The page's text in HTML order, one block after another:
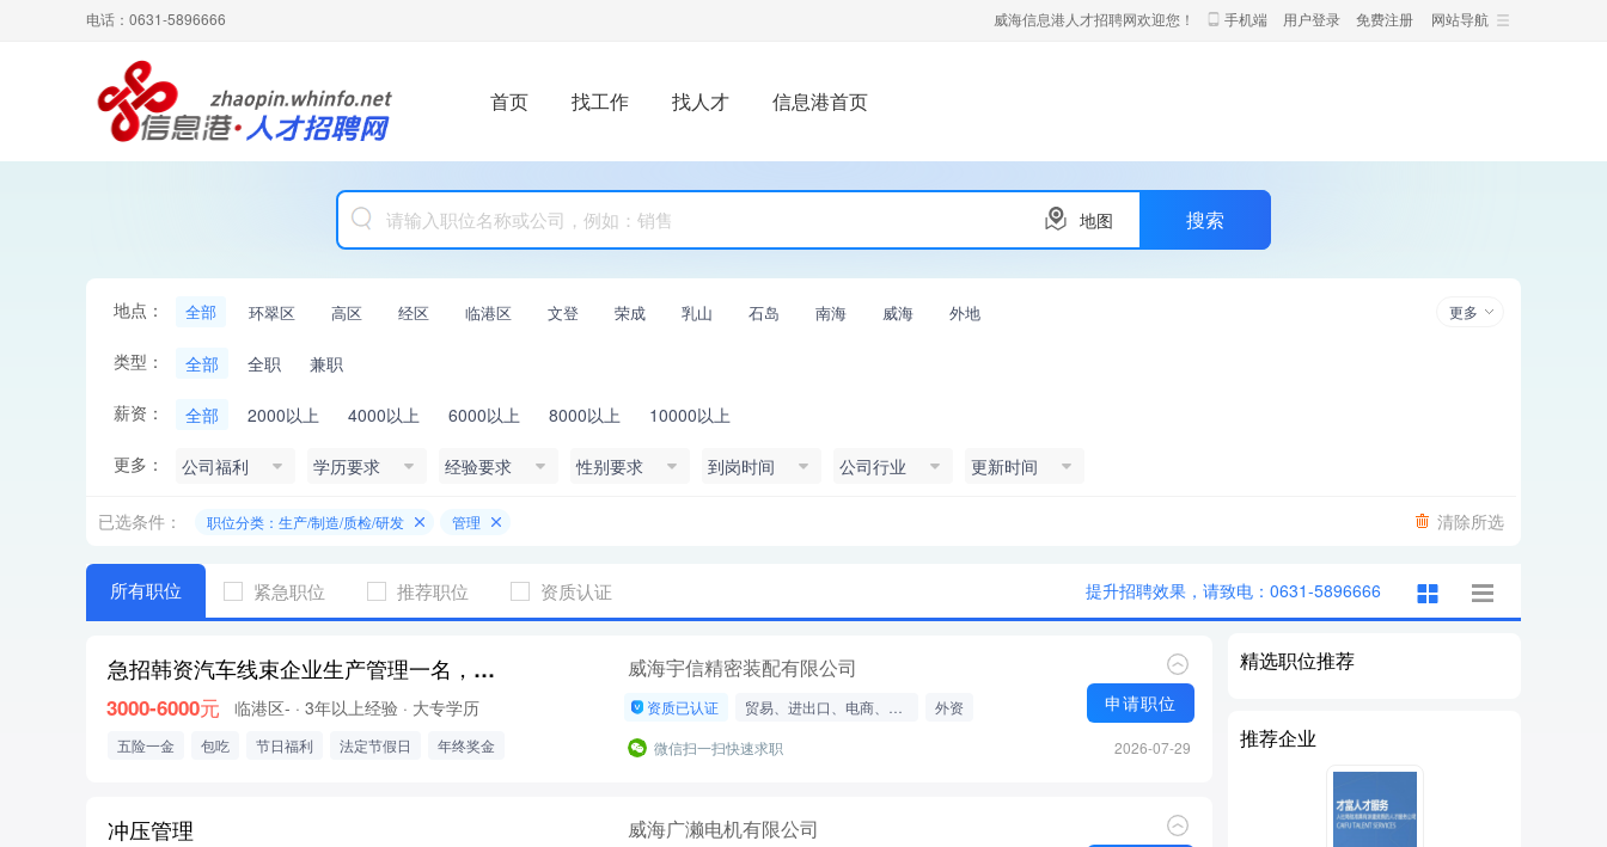
电话：0631-5896666 网站导航
威海信息港人才招聘网欢迎您！ 手机端 用户登录 免费注册
首页 找工作 找人才 信息港首页
地图
地点： 全部 环翠区 高区 经区 临港区 文登 荣成 乳山 石岛 南海 威海 外地 更多
类型： 全部 全职 兼职
薪资： 全部 2000以上 4000以上 6000以上 8000以上 10000以上
更多： 公司福利 学历要求 经验要求 性别要求 到岗时间 公司行业 更新时间
清除所选
已选条件： 职位分类：生产/制造/质检/研发 管理
所有职位 紧急职位 推荐职位 资质认证 提升招聘效果，请致电：0631-5896666
急招韩资汽车线束企业生产管理一名，品质管理一名，贸易专员一名 威海宇信精密装配有限公司
3000-6000元 临港区- · 3年以上经验 · 大专学历 资质已认证 贸易、进出口、电商、带货
外资
50-200人
申请职位
五险一金 包吃 节日福利 法定节假日 年终奖金 微信扫一扫快速求职 2026-07-29
冲压管理 威海广濑电机有限公司
精选职位推荐
推荐企业